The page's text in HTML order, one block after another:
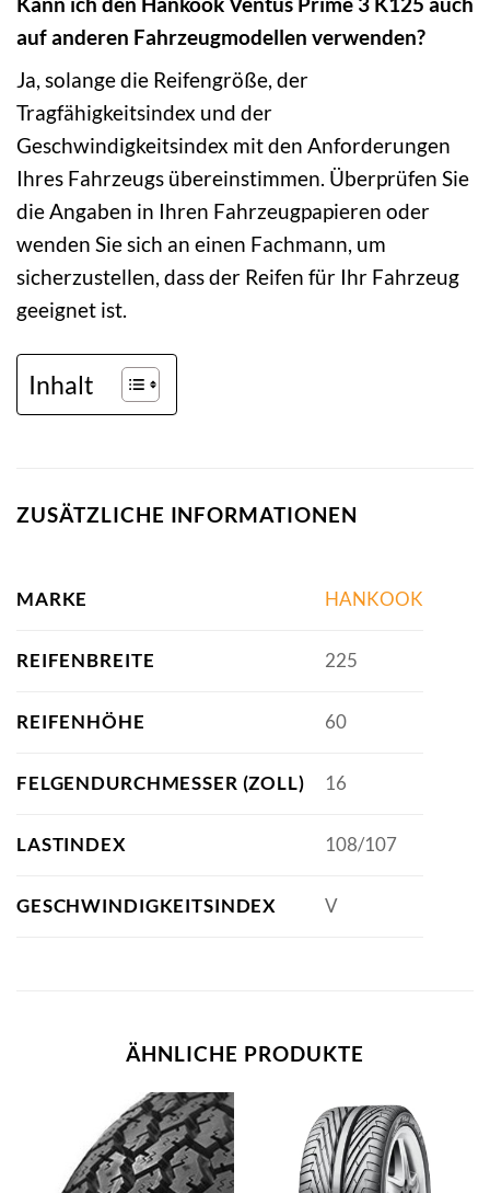
auf anderen Fahrzeugmodellen verwenden?
Ja, solange die Reifengröße, der
Tragfähigkeitsindex und der
Geschwindigkeitsindex mit den Anforderungen
Ihres Fahrzeugs übereinstimmen. Überprüfen Sie
die Angaben in Ihren Fahrzeugpapieren oder
wenden Sie sich an einen Fachmann, um
sicherzustellen, dass der Reifen für Ihr Fahrzeug
geeignet ist.
Inhalt
ZUSÄTZLICHE INFORMATIONEN
MARKE HANKOOK
REIFENBREITE 225
REIFENHÖHE 60
FELGENDURCHMESSER (ZOLL) 16
LASTINDEX 108/107
GESCHWINDIGKEITSINDEX V
ÄHNLICHE PRODUKTE